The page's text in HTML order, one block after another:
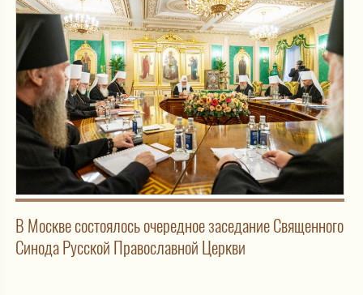
В Москве состоялось очередное заседание Священного
Синода Русской Православной Церкви